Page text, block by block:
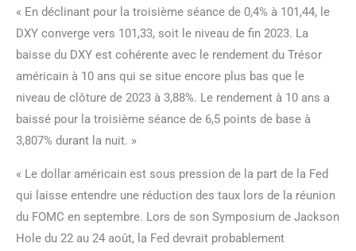
« En déclinant pour la troisième séance de 0,4% à 101,44, le
DXY converge vers 101,33, soit le niveau de fin 2023. La
baisse du DXY est cohérente avec le rendement du Trésor
américain à 10 ans qui se situe encore plus bas que le
niveau de clôture de 2023 à 3,88%. Le rendement à 10 ans a
baissé pour la troisième séance de 6,5 points de base à
3,807% durant la nuit. »
« Le dollar américain est sous pression de la part de la Fed
qui laisse entendre une réduction des taux lors de la réunion
du FOMC en septembre. Lors de son Symposium de Jackson
Hole du 22 au 24 août, la Fed devrait probablement